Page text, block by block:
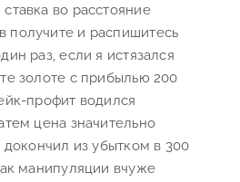
во расстояние
получите и распишитесь
раз, если я истязался
золоте с прибылью 200
профит водился
цена значительно
докончил из убытком в 300
манипуляции вчуже